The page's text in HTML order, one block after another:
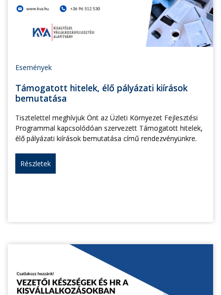
Események
Támogatott hitelek, élő pályázati kiírások
bemutatása
Tisztelettel meghívjuk Önt az Üzleti Környezet Fejlesztési
Programmal kapcsolódóan szervezett Támogatott hitelek,
élő pályázati kiírások bemutatása című rendezvényünkre.
Részletek